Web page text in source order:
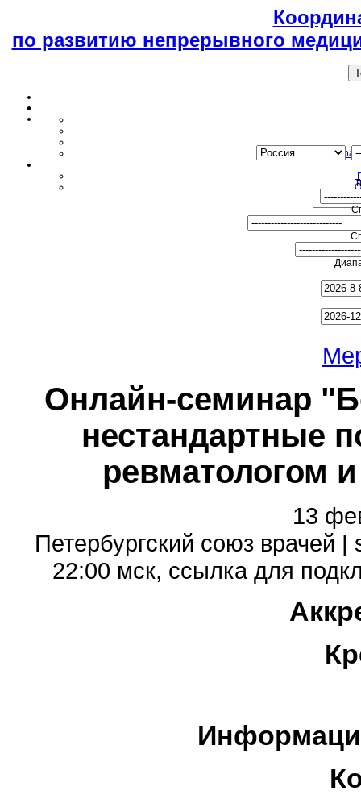
по развитию непрерывного
Онлайн-семинар
нестандартные
ревматологом
13
Петербургский союз врачей
22:00 мск, cсылка для